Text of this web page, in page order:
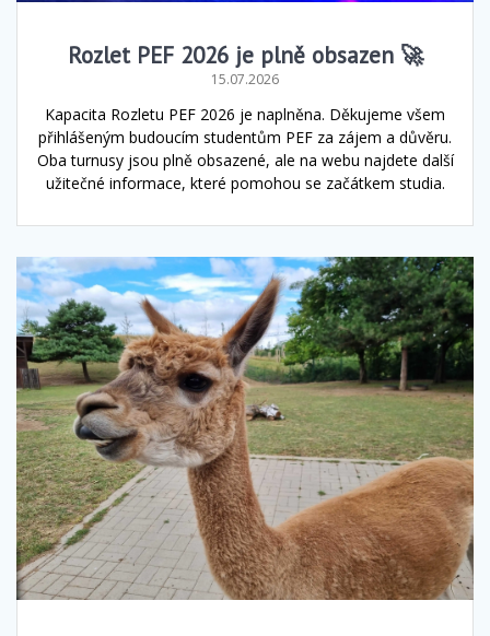
Rozlet PEF 2026 je plně obsazen 🚀
15.07.2026
Kapacita Rozletu PEF 2026 je naplněna. Děkujeme všem
přihlášeným budoucím studentům PEF za zájem a důvěru.
Oba turnusy jsou plně obsazené, ale na webu najdete další
užitečné informace, které pomohou se začátkem studia.